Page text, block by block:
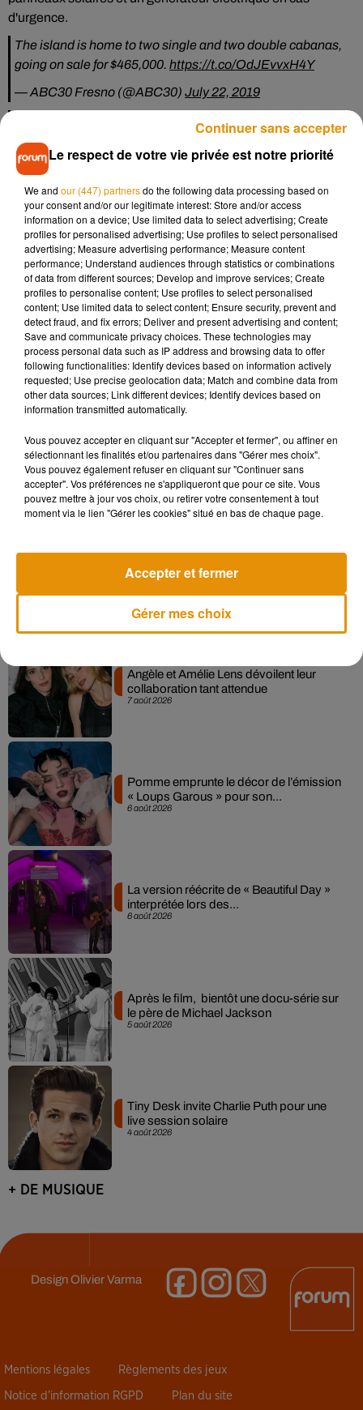
d'urgence.
The island is home to two single and two double cabanas,
going on sale for $465,000. https://t.co/OdJEvvxH4Y
— ABC30 Fresno (@ABC30) July 22, 2019
— Money (@MONEY)
July 22, 2019
Entourée d’une eau chaude, turquoise et transparente, cette
pépite des Caraïbes“vous donnera l’impression permanente
d’être en vacances”, affirme7th Heaven Properties, l’agent
immobilier qui se charge de cette vente extraordinaire. En
revanche, il vous faudra apprendre à piloter un bateau,
savoir vous débrouiller seul ou encore apprendre à pêcher.
En effet, l'île est complètement dépourvue de magasin et de
restaurant. Enfin, sachez que le Belize est une démocratie
parlementaire membre du Commonwealth, où l'on parle
l’anglais et où l’homosexualité est illégale et passible de dix
ans de prison. En somme, il vaut peut-être mieux réfléchir à
deux fois avant de vider votre PEL pour ce petit bout de
Musique
Madonna sort enfin le remix de « Love
Sensation » avec Kylie Minogue
7 août 2026
Angèle et Amélie Lens dévoilent leur
collaboration tant attendue
6 août 2026
Pomme emprunte le décor de l’émission
« Loups Garous » pour son...
6 août 2026
La version réécrite de « Beautiful Day »
interprétée lors des...
5 août 2026
Après le film, bientôt une docu-série sur
le père de Michael Jackson
4 août 2026
Tiny Desk invite Charlie Puth pour une
live session solaire
+ DE MUSIQUE
DesignOlivier Varma
Mentions légales Règlements des jeux
Notice d’information RGPD Plan du site
Le respect de votre vie privée est notre priorité
We and our (447) partnersdo the following data processing based on
your consent and/or our legitimate interest: Store and/or access
information on a device; Use limited data to select advertising; Create
profiles for personalised advertising; Use profiles to select personalised
advertising; Measure advertising performance; Measure content
performance; Understand audiences through statistics or combinations
of data from different sources; Develop and improve services; Create
profiles to personalise content; Use profiles to select personalised
content; Use limited data to select content; Ensure security, prevent and
detect fraud, and fix errors; Deliver and present advertising and content;
Save and communicate privacy choices. These technologies may
process personal data such as IP address and browsing data to offer
following functionalities: Identify devices based on information actively
requested; Use precise geolocation data; Match and combine data from
other data sources; Link different devices; Identify devices based on
information transmitted automatically.
Vous pouvez accepter en cliquant sur "Accepter et fermer", ou affiner en
sélectionnant les finalités et/ou partenaires dans "Gérer mes choix".
Vous pouvez également refuser en cliquant sur "Continuer sans
accepter". Vos préférences ne s'appliqueront que pour ce site. Vous
pouvez mettre à jour vos choix, ou retirer votre consentement à tout
moment via le lien "Gérer les cookies" situé en bas de chaque page.
Gérer mes choix
Accepter et fermer
Continuer sans accepter